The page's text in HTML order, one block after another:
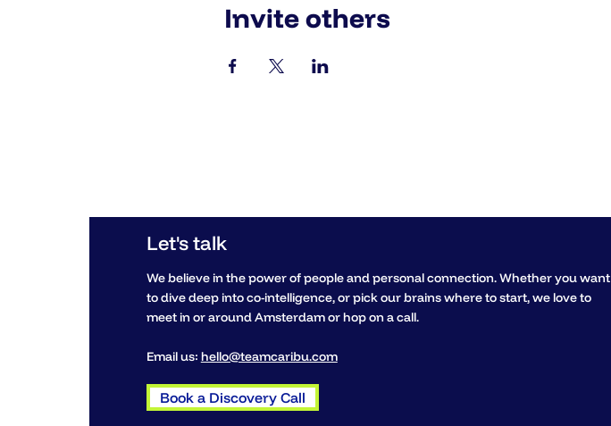
Invite others
Consult. Collaborate. Create.
Let's talk
We believe in the power of people and personal connection. Whether you want
to dive deep into co-intelligence, or pick our brains where to start, we love to
meet in or around Amsterdam or hop on a call.
Email us: hello@teamcaribu.com
Book a Discovery Call